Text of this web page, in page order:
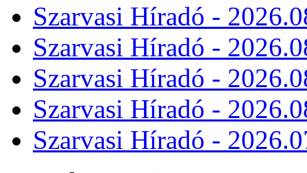
Szarvasi Híradó -
Szarvasi Híradó -
Szarvasi Híradó -
Szarvasi Híradó -
Szarvasi Híradó -